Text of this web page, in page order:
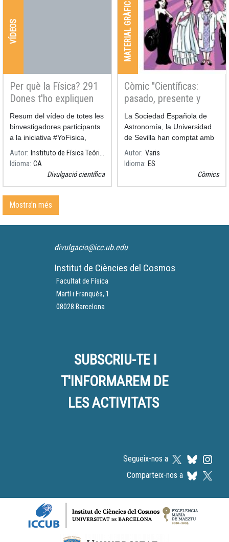
VÍDEOS
Per què la Física? 291
Dones t'ho expliquen
Resum del vídeo de totes les
binvestigadores participants
a la iniciativa #YoFisica,
impulsada per l'Instituto de
Física Teórica IFT en motiu
de la celebració del Dia
Internacional de la Dona i la
Autor
Instituto de Física Teórica IFT
Idioma CA
Divulgació científica
MATERIAL GRÀFIC
Còmic "Científicas:
pasado, presente y
futuro"
La Sociedad Española de
Astronomía, la Universidad
de Sevilla han comptat amb
la il·lustradora Raquel García
per a versionar la seva obra
Autor Varis
Idioma ES
Còmics
Mostra'n més
divulgacio@icc.ub.edu
Institut de Ciències del Cosmos
Facultat de Física
Martí i Franquès, 1
08028 Barcelona
SUBSCRIU-TE I
T'INFORMAREM DE
LES ACTIVITATS
Segueix-nos a
Comparteix-nos a
Logos footer